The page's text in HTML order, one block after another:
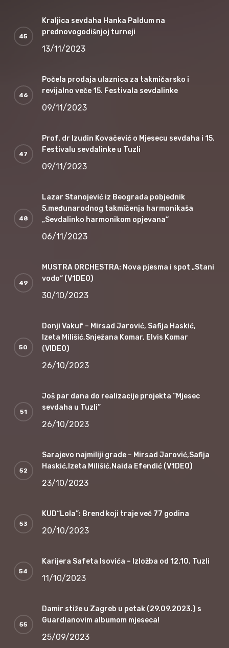
Kraljica sevdaha Hanka Paldum na
prednovogodišnjoj turneji
13/11/2023
Počela prodaja ulaznica za takmičarsko i
revijalno veče 15. Festivala sevdalinke
09/11/2023
Prof. dr Izudin Kovačević o Mjesecu sevdaha i 15.
Festivalu sevdalinke u Tuzli
09/11/2023
Lazar Stanojević iz Beograda pobjednik
5.međunarodnog takmičenja harmonikaša
„Sevdalinko harmonikom opjevana“
06/11/2023
MUSTRA ORCHESTRA: Nova pjesma i spot „Stani
vodo“ (V1DEO)
30/10/2023
Donji Vakuf – Mirsad Jarović, Safija Haskić,
Izeta Milišić,Snježana Komar, Elvis Komar
(VIDEO)
26/10/2023
Još par dana do realizacije projekta “Mjesec
sevdaha u Tuzli”
26/10/2023
Sarajevo najmiliji grade – Mirsad Jarović,Safija
Haskić,Izeta Milišić,Naida Efendić (V1DEO)
23/10/2023
KUD“Lola”: Brend koji traje već 77 godina
20/10/2023
Karijera Safeta Isovića – Izložba od 12.10. Tuzli
11/10/2023
Damir stiže u Zagreb u petak (29.09.2023.) s
Guardianovim albumom mjeseca!
25/09/2023